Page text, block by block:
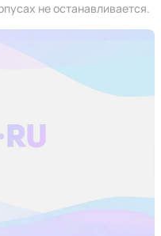
не останавливается.